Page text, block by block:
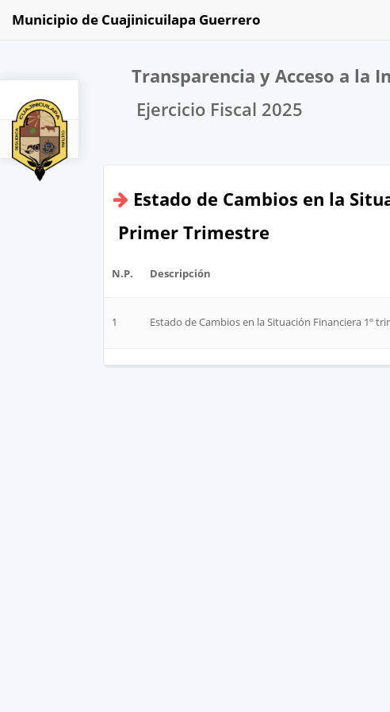
2025
Municipio de Cuajinicuilapa Guerrero
Transparencia y Acceso a la
Ejercicio Fiscal 2025
Estado de Cambios en la
Primer Trimestre
N.P. Descripción
1 Estado de Cambios en la Situación Financiera 1º